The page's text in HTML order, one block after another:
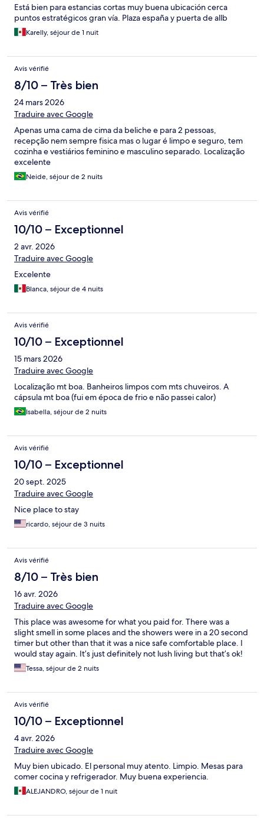
Está bien para estancias cortas muy buena ubicación cerca
puntos estratégicos gran vía. Plaza españa y puerta de allb
Karelly, séjour de 1 nuit
Avis vérifié
8/10 – Très bien
24 mars 2026
Traduire avec Google
Apenas uma cama de cima da beliche e para 2 pessoas,
recepção nem sempre fisica mas o lugar é limpo e seguro, tem
cozinha e vestiários feminino e masculino separado. Localização
excelente
Neide, séjour de 2 nuits
Avis vérifié
10/10 – Exceptionnel
2 avr. 2026
Traduire avec Google
Excelente
Blanca, séjour de 4 nuits
Avis vérifié
10/10 – Exceptionnel
15 mars 2026
Traduire avec Google
Localização mt boa. Banheiros limpos com mts chuveiros. A
cápsula mt boa (fui em época de frio e não passei calor)
Isabella, séjour de 2 nuits
Avis vérifié
10/10 – Exceptionnel
20 sept. 2025
Traduire avec Google
Nice place to stay
ricardo, séjour de 3 nuits
Avis vérifié
8/10 – Très bien
16 avr. 2026
Traduire avec Google
This place was awesome for what you paid for. There was a
slight smell in some places and the showers were in a 20 second
timer but other than that it was a nice safe comfortable place. I
would stay again. It’s just definitely not lush living but that’s ok!
Tessa, séjour de 2 nuits
Avis vérifié
10/10 – Exceptionnel
4 avr. 2026
Traduire avec Google
Muy bien ubicado. El personal muy atento. Limpio. Mesas para
comer cocina y refrigerador. Muy buena experiencia.
ALEJANDRO, séjour de 1 nuit